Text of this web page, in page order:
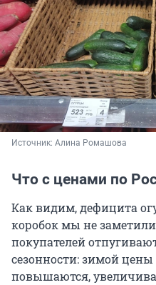
Источник: Алина Ромашова
Что с ценами по
Как видим, дефицита
коробок мы не
покупателей
сезонности: зимой
повышаются,